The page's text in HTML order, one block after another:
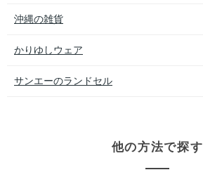
沖縄の雑貨
かりゆしウェア
サンエーのランドセル
他の方法で探す